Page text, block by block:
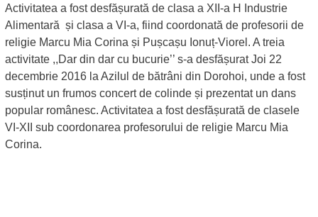
Activitatea a fost desfășurată de clasa a XII-a H Industrie
Alimentară și clasa a VI-a, fiind coordonată de profesorii de
religie Marcu Mia Corina și Pușcașu Ionuț-Viorel. A treia
activitate ,,Dar din dar cu bucurie’’ s-a desfășurat Joi 22
decembrie 2016 la Azilul de bătrâni din Dorohoi, unde a fost
susținut un frumos concert de colinde și prezentat un dans
popular românesc. Activitatea a fost desfășurată de clasele
VI-XII sub coordonarea profesorului de religie Marcu Mia
Corina.